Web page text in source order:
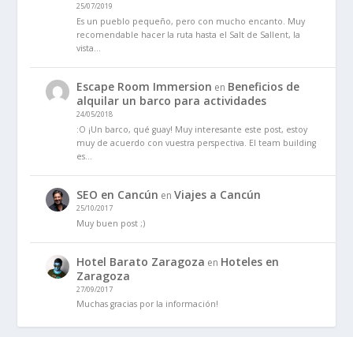
25/07/2019
Es un pueblo pequeño, pero con mucho encanto. Muy
recomendable hacer la ruta hasta el Salt de Sallent, la
vista…
Escape Room Immersion en Beneficios de
alquilar un barco para actividades
24/05/2018
:O ¡Un barco, qué guay! Muy interesante este post, estoy
muy de acuerdo con vuestra perspectiva. El team building
es…
SEO en Cancún enViajes a Cancún
25/10/2017
Muy buen post ;)
Hotel Barato Zaragoza en Hoteles en
Zaragoza
27/09/2017
Muchas gracias por la información!